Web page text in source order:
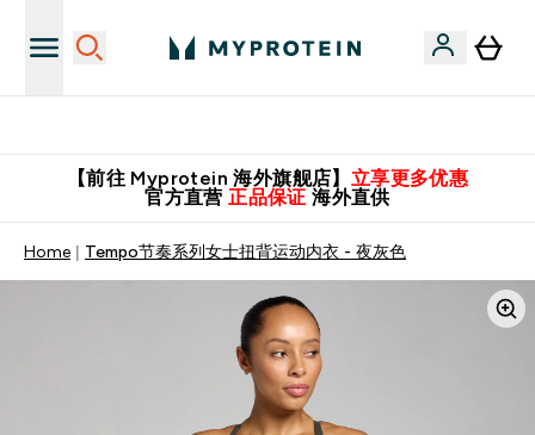
【前往 Myprotein 海外旗舰店】 立享更多优惠
官方直营 正品保证 海外直供
Home Tempo节奏系列女士扭背运动内衣 - 夜灰色